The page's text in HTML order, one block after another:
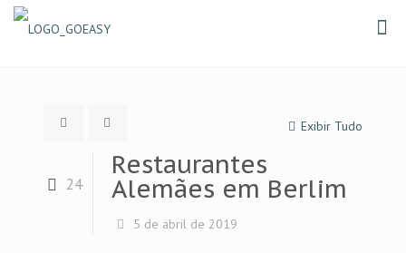
Exibir Tudo
24
Restaurantes
Alemães em Berlim
5 de abril de 2019